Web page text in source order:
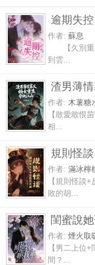
逾期失控
作者: 蘇息
【久別重
到雲...
渣男薄
作者: 木薯糖
【敢愛敢恨
相...
規則怪
作者: 滿冰檸
【規則怪談
敗的胡...
閨蜜說
作者: 煙火取
【男二上位
間？...